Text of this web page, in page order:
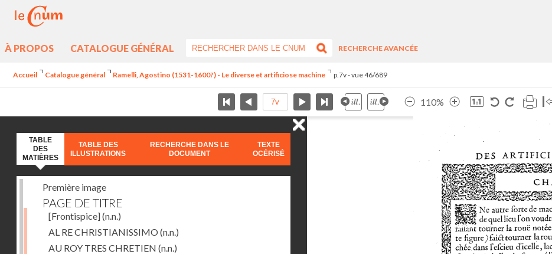
À PROPOS CATALOGUE GÉNÉRAL
RECHERCHE AVANCÉE
Accueil Catalogue général Ramelli, Agostino (1531-1600?) - Le diverse et artificiose machine p.7v - vue 46/689
110%
TABLE
DES
MATIÈRES
TABLE DES
ILLUSTRATIONS
RECHERCHE DANS LE
DOCUMENT
TEXTE
OCÉRISÉ
Première image
PAGE DE TITRE
[Frontispice](n.n.)
AL RE CHRISTIANISSIMO (n.n.)
AU ROY TRES CHRETIEN (n.n.)